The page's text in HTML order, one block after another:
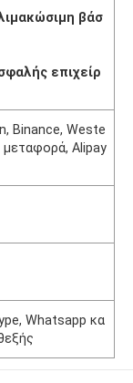
βάσ
επιχείρ
Binance, Weste
μεταφορά, Alipay
Whatsapp κα